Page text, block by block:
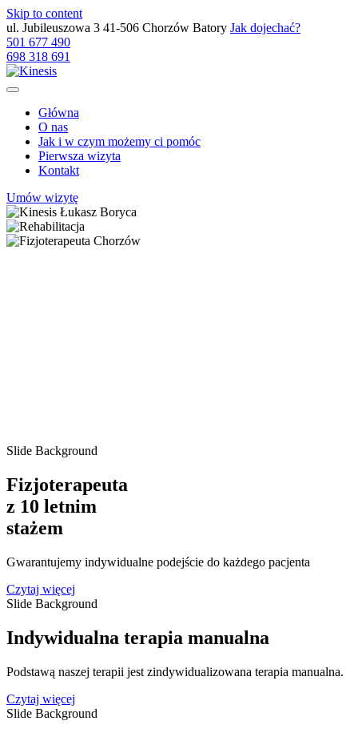
Skip to content
ul. Jubileuszowa 3 41-506 Chorzów Batory Jak dojechać?
501 677 490
698 318 691
Główna
O nas
Jak i w czym możemy ci pomóc
Pierwsza wizyta
Kontakt
Umów wizytę
Slide Background
Fizjoterapeuta
z 10 letnim
stażem
Gwarantujemy indywidualne podejście do każdego pacjenta
Czytaj więcej
Slide Background
Indywidualna terapia manualna
Podstawą naszej terapii jest zindywidualizowana terapia manualna.
Czytaj więcej
Slide Background